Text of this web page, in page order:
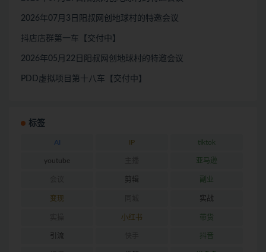
2026年07月3日阳叔网创地球村的特邀会议
抖店店群第一车【交付中】
2026年05月22日阳叔网创地球村的特邀会议
PDD虚拟项目第十八车【交付中】
标签
AI IP tiktok
youtube 亚马逊
剪辑 副业
变现 实战
小红书 带货
引流 抖音